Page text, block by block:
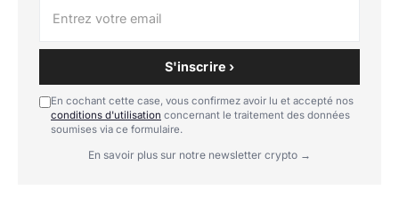
S'inscrire ›
En cochant cette case, vous confirmez avoir lu et accepté nos
conditions d'utilisation concernant le traitement des données
soumises via ce formulaire.
En savoir plus sur notre newsletter crypto →